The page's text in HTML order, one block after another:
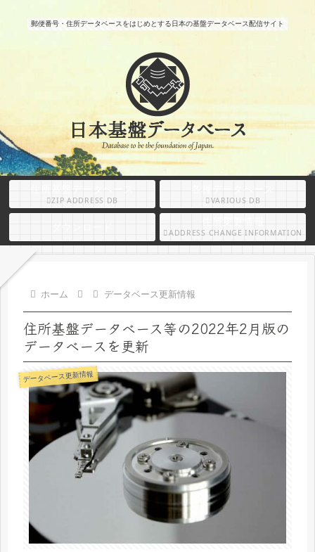
郵便番号・住所データベースをはじめとする日本の基盤データベース配信サイト
住所基盤データベース
ZIP ADDRESS DB VARIOUS DB
ADDRESS CHANGE INFORMATION
ホーム データベース更新情報
住所基盤データベース等の2022年2月版の
データベースを更新
データベース更新情報